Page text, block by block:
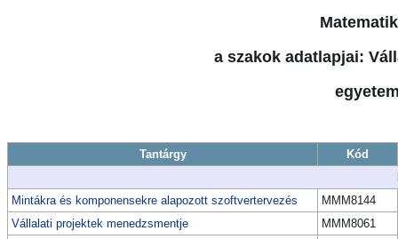
a szakok adatlapjai:
Tantárgy
Kód
Mintákra és komponensekre alapozott szoftvertervezés
MMM8144
Vállalati projektek menedzsmentje
MMM8061